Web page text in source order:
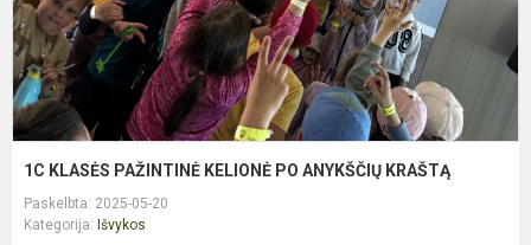
1C KLASĖS PAŽINTINĖ KELIONĖ PO ANYKŠČIŲ KRAŠTĄ
Paskelbta: 2025-05-20
Kategorija: Išvykos